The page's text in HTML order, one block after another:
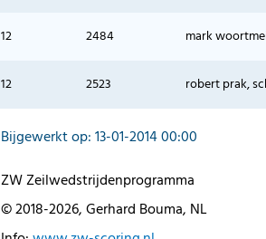
12 2484 mark
12 2523 robert prak,
Bijgewerkt op: 13-01-2014 00:00
ZW Zeilwedstrijdenprogramma
© 2018-2026, Gerhard Bouma, NL